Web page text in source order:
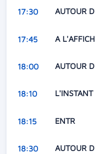
17:30 AUTOUR
17:45 A
18:00 AUTOUR
18:10
18:15 ENTR
18:30 AUTOUR